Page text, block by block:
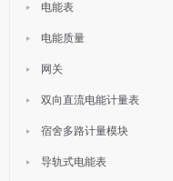
电能表
电能质量
网关
双向直流电能计量表
宿舍多路计量模块
导轨式电能表